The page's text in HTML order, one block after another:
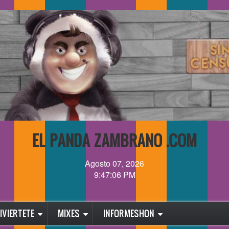
EL PANDA ZAMBRANO .COM
Agosto 07, 2026
9:47:06 PM
MIXES INFORMESHON